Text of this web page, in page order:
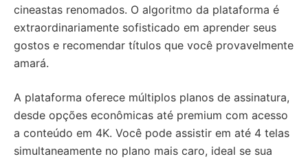
cineastas renomados. O algoritmo da plataforma é
extraordinariamente sofisticado em aprender seus
gostos e recomendar títulos que você provavelmente
amará.
A plataforma oferece múltiplos planos de assinatura,
desde opções econômicas até premium com acesso
a conteúdo em 4K. Você pode assistir em até 4 telas
simultaneamente no plano mais caro, ideal se sua